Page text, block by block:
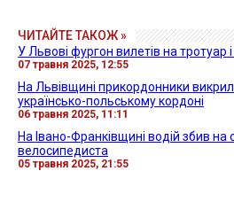
ЧИТАЙТЕ ТАКОЖ »
У Львові фургон вилетів на тротуар
07 травня 2025, 12:55
На Львівщині прикордонники
українсько-польському кордоні
06 травня 2025, 11:11
На Івано-Франківщині водій збив на
велосипедиста
05 травня 2025, 21:55